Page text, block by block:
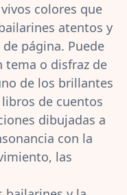
colores que
atentos y
página. Puede
tema o disfraz de
de los brillantes
de cuentos
dibujadas a
con la
las